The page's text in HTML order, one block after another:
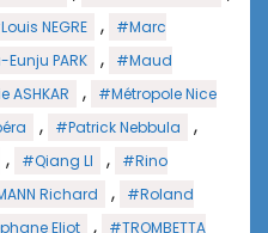
NEGRE ,
#Marc
PARK ,
#Maud
ASHKAR ,
#Métropole Nice
, #Patrick Nebbula ,
, #Qiang LI ,
#Rino
Richard ,
#Roland
Eliot ,
#TROMBETTA